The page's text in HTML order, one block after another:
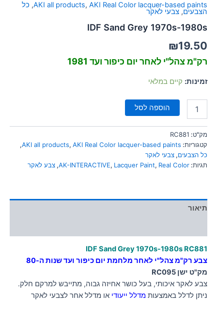
AKI all products, AKI Real Color lacquer-based paints
, כל
הצבעים, צבעי לאקר
IDF Sand Grey 1970s-1980s
₪19.50
רק"מ צהל"י לאחר יום כיפור ועד 1981
זמינות: קיים במלאי
הוספה לסל
מק"ט: RC881
קטגוריות:
AKI all products, AKI Real Color lacquer-based paints
,
כל הצבעים, צבעי לאקר
תגיות:
AK-INTERACTIVE, Lacquer Paint, Real Color
, צבע לאקר
תיאור
IDF Sand Grey 1970s-1980s RC881
צבע רק"מ צהל"י לאחר מלחמת יום כיפור ועד שנות ה-80
מק"ט ישן RC095
צבע לאקר איכותי, בעל כושר אחיזה גבוה, מתייבש למרקם חלק.
ניתן לדלל באמצעות מדלל ייעודי או מדלל אחר לצבעי לאקר